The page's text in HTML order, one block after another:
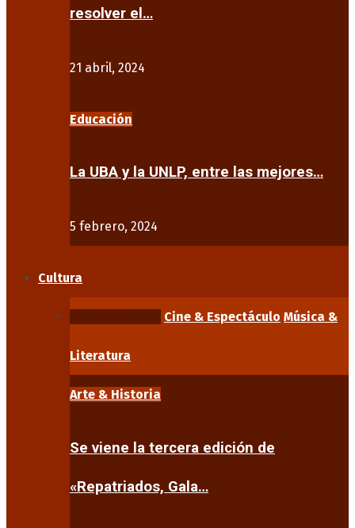
resolver el…
21 abril, 2024
Educación
La UBA y la UNLP, entre las mejores…
5 febrero, 2024
Cultura
Cine & Espectáculo Música &
Literatura
Arte & Historia
Se viene la tercera edición de
«Repatriados, Gala…